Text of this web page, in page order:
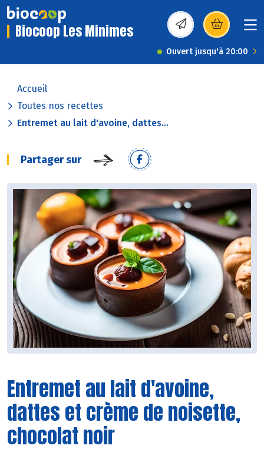
Biocoop Les Minimes (s’ouvre dans une
Ouvert jusqu'à 20:00
Accueil
Toutes nos recettes
Entremet au lait d'avoine, dattes...
Partager sur
Entremet au lait d'avoine,
dattes et crème de noisette,
chocolat noir